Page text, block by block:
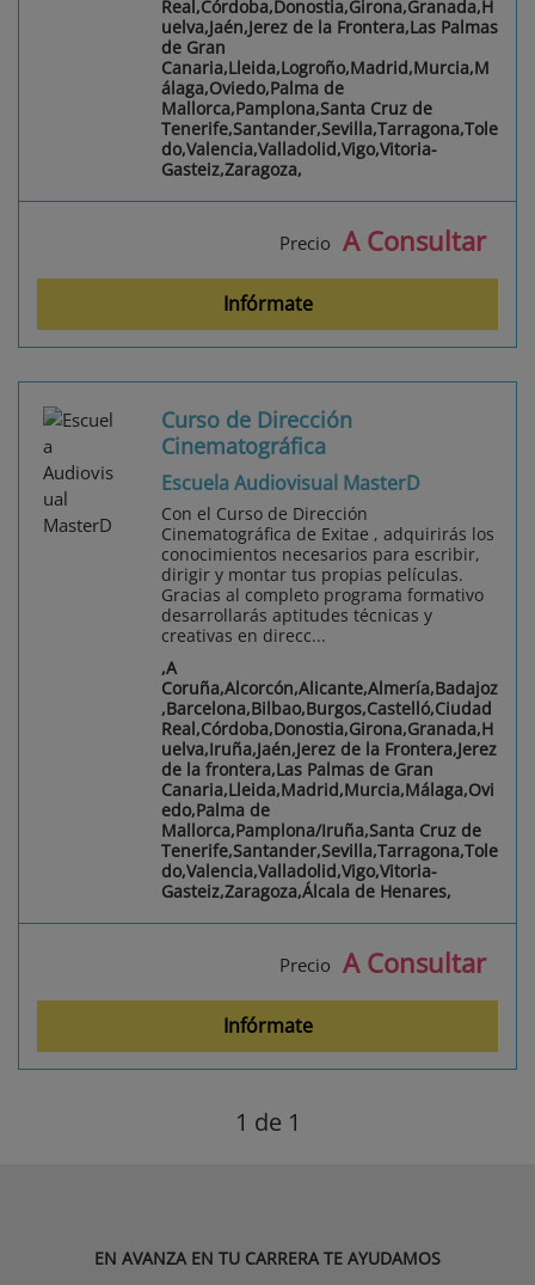
Real,Córdoba,Donostia,Girona,Granada,H
uelva,Jaén,Jerez de la Frontera,Las Palmas
de Gran
Canaria,Lleida,Logroño,Madrid,Murcia,M
álaga,Oviedo,Palma de
Mallorca,Pamplona,Santa Cruz de
Tenerife,Santander,Sevilla,Tarragona,Tole
do,Valencia,Valladolid,Vigo,Vitoria-
Gasteiz,Zaragoza,
Precio A Consultar
Infórmate
Curso de Dirección
Cinematográfica
Escuela Audiovisual MasterD
Con el Curso de Dirección
Cinematográfica de Exitae , adquirirás los
conocimientos necesarios para escribir,
dirigir y montar tus propias películas.
Gracias al completo programa formativo
desarrollarás aptitudes técnicas y
creativas en direcc...
,A
Coruña,Alcorcón,Alicante,Almería,Badajoz
,Barcelona,Bilbao,Burgos,Castelló,Ciudad
Real,Córdoba,Donostia,Girona,Granada,H
uelva,Iruña,Jaén,Jerez de la Frontera,Jerez
de la frontera,Las Palmas de Gran
Canaria,Lleida,Madrid,Murcia,Málaga,Ovi
edo,Palma de
Mallorca,Pamplona/Iruña,Santa Cruz de
Tenerife,Santander,Sevilla,Tarragona,Tole
do,Valencia,Valladolid,Vigo,Vitoria-
Gasteiz,Zaragoza,Álcala de Henares,
Precio A Consultar
Infórmate
1 de 1
EN AVANZA EN TU CARRERA TE AYUDAMOS